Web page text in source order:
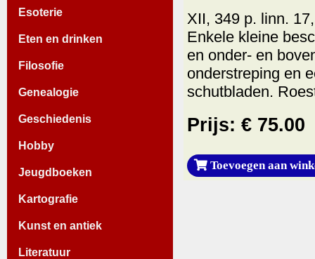
Esoterie
Eten en drinken
Filosofie
Genealogie
Geschiedenis
Hobby
Jeugdboeken
Kartografie
Kunst en antiek
Literatuur
XII, 349 p. linn.
Enkele kleine
en onder- en
onderstreping en
schutbladen.
Prijs: € 75.00
Toevoegen aan